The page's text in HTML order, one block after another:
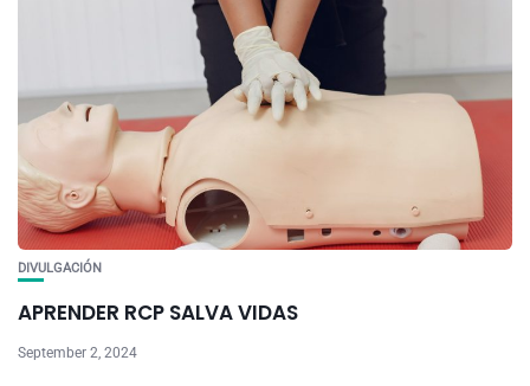
DIVULGACIÓN
APRENDER RCP SALVA VIDAS
September 2, 2024